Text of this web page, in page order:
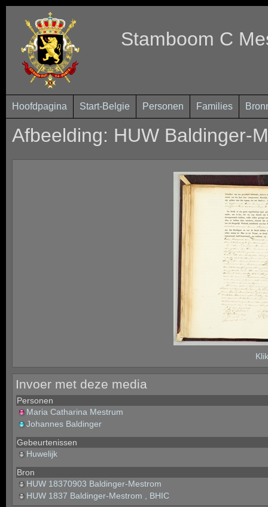
Stamboom C
Hoofdpagina Start-Belgie Personen Families
Afbeelding: HUW Baldinger-
Invoer met deze media
Personen
Maria Catharina Mestrum
Johannes Baldinger
Gebeurtenissen
Huwelijk
Bron
HUW 18370903 Baldinger-Mestrom
HUW 1837 Baldinger-Mestrom , BHIC